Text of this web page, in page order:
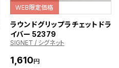
WEB限定価格
ラウンドグリップラチェットドラ
イバー 52379
SIGNET / シグネット
1,610円